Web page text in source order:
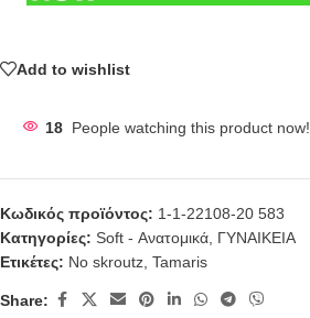
Add to wishlist
18 People watching this product now!
Κωδικός προϊόντος: 1-1-22108-20 583
Κατηγορίες: Soft - Ανατομικά ΓΥΝΑΙΚΕΙΑ
Ετικέτες: No skroutz Tamaris
Share: